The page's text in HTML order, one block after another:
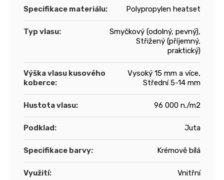
Specifikace materiálu: Polypropylen heatset
Typ vlasu:
Smyčkový (odolný, pevný),
Střižený (příjemný,
praktický)
Výška vlasu kusového
koberce:
Vysoký 15 mm a více,
Střední 5-14 mm
Hustota vlasu: 96 000 n./m2
Podklad: Juta
Specifikace barvy: Krémově bílá
Využití: Vnitřní